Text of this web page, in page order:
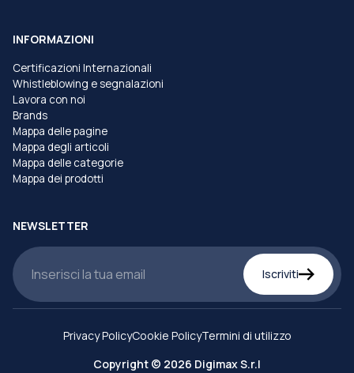
INFORMAZIONI
Certificazioni Internazionali
Whistleblowing e segnalazioni
Lavora con noi
Brands
Mappa delle pagine
Mappa degli articoli
Mappa delle categorie
Mappa dei prodotti
NEWSLETTER
Iscriviti
Copyright © 2026 Digimax S.r.l
Privacy PolicyCookie PolicyTermini di utilizzo